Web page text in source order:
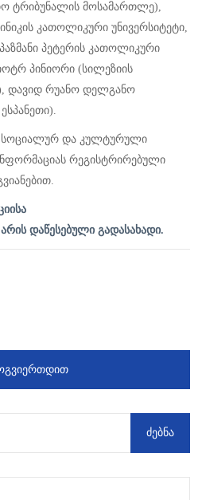
ტრიბუნალის მოსამართლე),
კათოლიკური უნივერსიტეტი,
პეტერის კათოლიკური
პინიორი (სილეზიის
დავიდ რუანო დელგანო
სოციალურ და კულტურული
რეგისტრირებული
არის დაწესებული გადასახადი.